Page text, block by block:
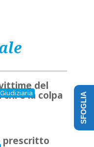
Giudiziaria
del
chi è la colpa
prescritto
SFOGLIA